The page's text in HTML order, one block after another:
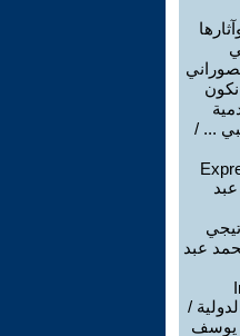
... /
عبد
/
يوسف